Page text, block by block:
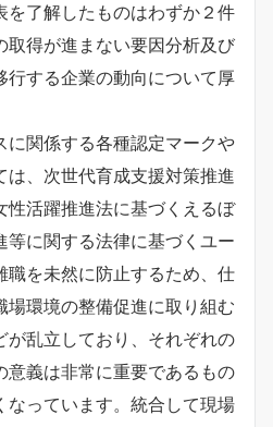
を了解したものはわずか２件
取得が進まない要因分析及び
行する企業の動向について厚
関係する各種認定マークや
は、次世代育成支援対策推進
性活躍推進法に基づくえるぼ
等に関する法律に基づくユー
職を未然に防止するため、仕
場環境の整備促進に取り組む
が乱立しており、それぞれの
意義は非常に重要であるもの
なっています。統合して現場